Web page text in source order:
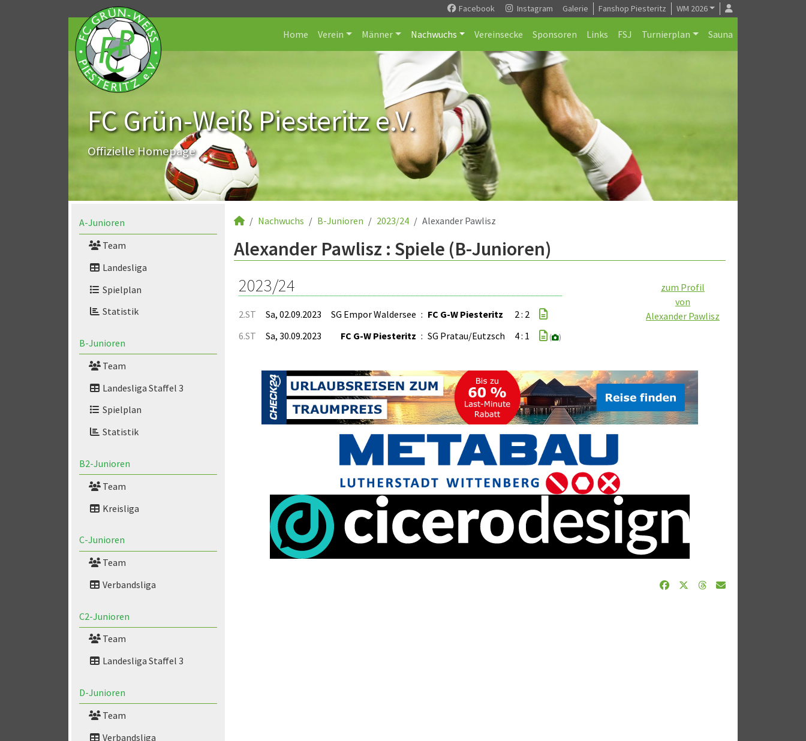
Facebook Instagram Galerie Fanshop Piesteritz WM 2026
Home Verein Männer Nachwuchs Vereinsecke Sponsoren Links FSJ Turnierplan Sauna
FC Grün-Weiß Piesteritz e.V.
Offizielle Homepage
A-Junioren
Team
Landesliga
Spielplan
Statistik
B-Junioren
Team
Landesliga Staffel 3
Spielplan
Statistik
B2-Junioren
Team
Kreisliga
C-Junioren
Team
Verbandsliga
C2-Junioren
Team
Landesliga Staffel 3
D-Junioren
Team
Verbandsliga
Nachwuchs B-Junioren 2023/24 Alexander Pawlisz
Alexander Pawlisz : Spiele (B-Junioren)
zum Profil
von
Alexander Pawlisz
2023/24
2.ST Sa, 02.09.2023 SG Empor Waldersee : FC G-W Piesteritz
2 : 2
6.ST
Sa, 30.09.2023 FC G-W Piesteritz : SG Pratau/Eutzsch 4 : 1 ( )